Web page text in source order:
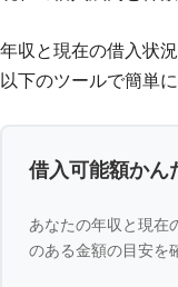
年収と現在の借入状
以下のツールで簡単
借入可能額かん
あなたの年収と現在
のある金額の目安を